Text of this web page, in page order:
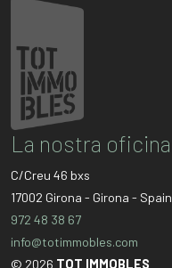
La nostra oficina
C/Creu 46 bxs
17002 Girona - Girona - Spain
972 48 38 67
info@totimmobles.com
© 2026 TOT IMMOBLES